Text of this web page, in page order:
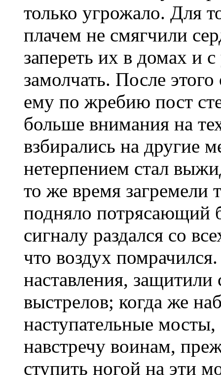
только угрожало. Для
плачем не смяг­чили
запереть их в домах и
замолчать. После
ему по жребию пост
больше внимания на
взбирались на другие
нетерпением стал
то же время загремели
подняло потрясающий
сигналу раздался со
что воздух
наставления,
выстрелов; когда же
наступательные
навстречу воинам,
ступить ногой на эти